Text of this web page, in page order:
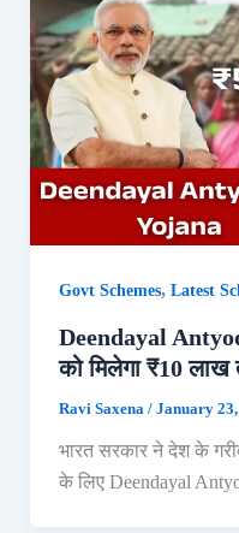
Govt Schemes, Latest
Deendayal
को मिलेगा ₹10
Ravi Saxena / January
भारत सरकार ने देश के
के लिए Deendayal